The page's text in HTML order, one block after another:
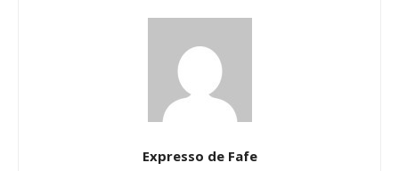
Expresso de Fafe